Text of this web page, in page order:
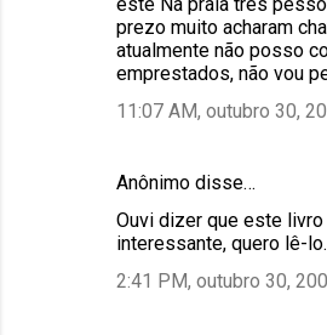
prezo muito acharam
atualmente não posso
emprestados, não vou
11:07 AM, outubro 30,
Anônimo disse…
Ouvi dizer que este
interessante, quero lê-lo.
2:41 PM, outubro 30,